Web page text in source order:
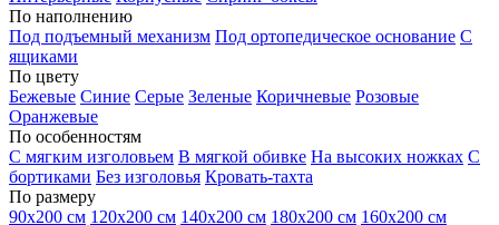
По наполнению
Под подъемный механизм Под ортопедическое основание С
ящиками
По цвету
Бежевые Синие Серые Зеленые Коричневые Розовые
Оранжевые
По особенностям
С мягким изголовьем В мягкой обивке На высоких ножках С
бортиками Без изголовья Кровать-тахта
По размеру
90х200 см 120х200 см 140х200 см 180х200 см 160х200 см